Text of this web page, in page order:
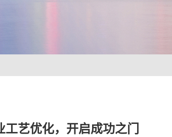
艺优化，开启成功之门